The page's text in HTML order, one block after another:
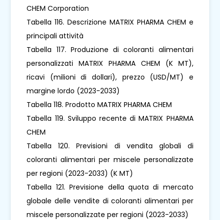
CHEM Corporation
Tabella 116. Descrizione MATRIX PHARMA CHEM e
principali attività
Tabella 117. Produzione di coloranti alimentari
personalizzati MATRIX PHARMA CHEM (K MT),
ricavi (milioni di dollari), prezzo (USD/MT) e
margine lordo (2023-2033)
Tabella 118. Prodotto MATRIX PHARMA CHEM
Tabella 119. Sviluppo recente di MATRIX PHARMA
CHEM
Tabella 120. Previsioni di vendita globali di
coloranti alimentari per miscele personalizzate
per regioni (2023-2033) (K MT)
Tabella 121. Previsione della quota di mercato
globale delle vendite di coloranti alimentari per
miscele personalizzate per regioni (2023-2033)